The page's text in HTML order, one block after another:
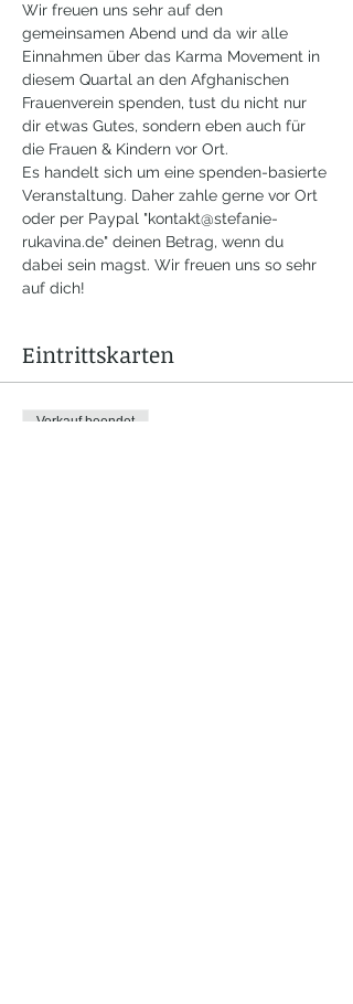
Wir freuen uns sehr auf den
gemeinsamen Abend und da wir alle
Einnahmen über das Karma Movement in
diesem Quartal an den Afghanischen
Frauenverein spenden, tust du nicht nur
dir etwas Gutes, sondern eben auch für
die Frauen & Kindern vor Ort.
Es handelt sich um eine spenden-basierte
Veranstaltung. Daher zahle gerne vor Ort
oder per Paypal "kontakt@stefanie-
rukavina.de" deinen Betrag, wenn du
dabei sein magst. Wir freuen uns so sehr
auf dich!
Eintrittskarten
Verkauf beendet